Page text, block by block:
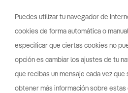
Puedes utilizar tu navegador de
cookies de forma automática o
especificar que ciertas cookies no
opción es cambiar los ajustes de tu
que recibas un mensaje cada vez que
obtener más información sobre estas